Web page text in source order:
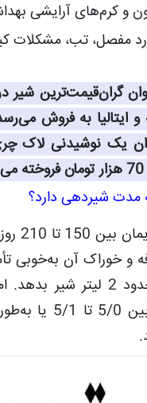
و کرم‌های آرایشی
مفصل، تب، مشکلات
گران‌قیمت‌ترین شیر
و ایتالیا به فروش
یک نوشیدنی لاک
مدت شیردهی دارد؟
الاغ
و خوراک آن به‌خوبی
است روزی حدود 2 لیتر